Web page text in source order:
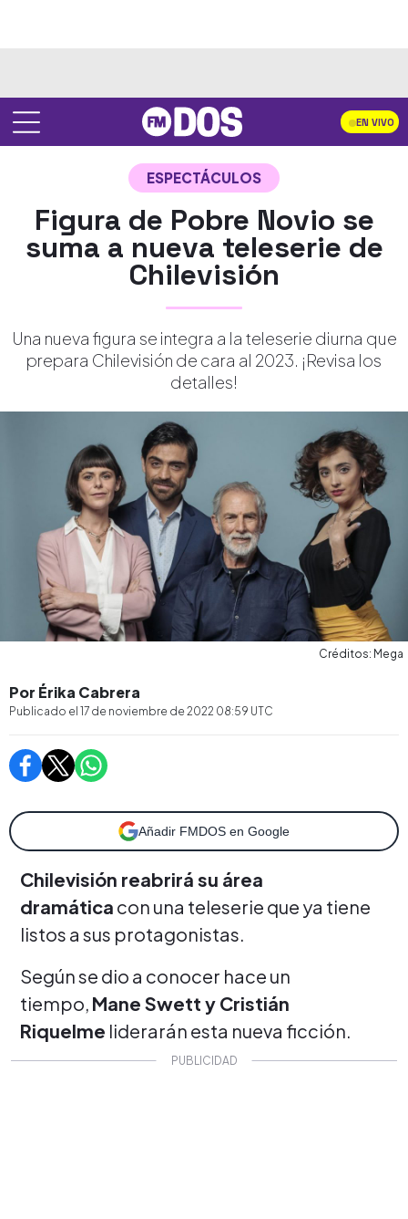
EN VIVO
ESPECTÁCULOS
Figura de Pobre Novio se
suma a nueva teleserie de
Chilevisión
Una nueva figura se integra a la teleserie diurna que
prepara Chilevisión de cara al 2023. ¡Revisa los
detalles!
Créditos: Mega
Por Érika Cabrera
Publicado el 17 de noviembre de 2022 08:59 UTC
Añadir FMDOS en Google
Chilevisión reabrirá su área
dramática con una teleserie que ya tiene
listos a sus protagonistas.
Según se dio a conocer hace un
tiempo, Mane Swett y Cristián
Riquelme liderarán esta nueva ficción.